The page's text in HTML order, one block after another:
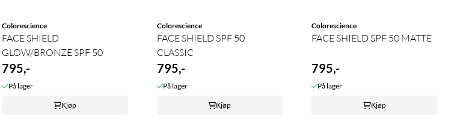
Colorescience
FACE SHIELD
GLOW/BRONZE SPF 50
795,-
På lager
Kjøp
Colorescience
FACE SHIELD SPF 50
CLASSIC
795,-
På lager
Kjøp
Colorescience
FACE SHIELD SPF 50 MATTE
795,-
På lager
Kjøp